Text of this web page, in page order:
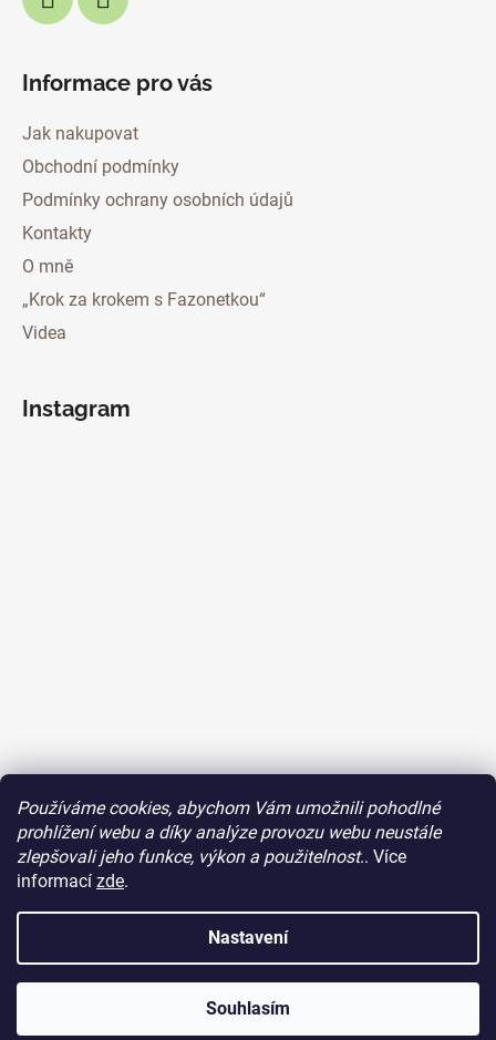
Používáme cookies, abychom Vám umožnili pohodlné
prohlížení webu a díky analýze provozu webu neustále
zlepšovali jeho funkce, výkon a použitelnost.. Více
informací zde.
Nastavení
Souhlasím
Informace pro vás
Jak nakupovat
Obchodní podmínky
Podmínky ochrany osobních údajů
Kontakty
O mně
„Krok za krokem s Fazonetkou“
Videa
Instagram
Sledovat na Instagramu
Facebook
Vytvořil Shoptet